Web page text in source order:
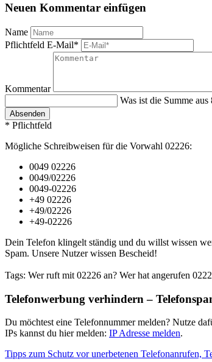
Neuen Kommentar einfügen
Name
Pflichtfeld E-Mail*
Kommentar
Was ist die Summe aus
Absenden
* Pflichtfeld
Mögliche Schreibweisen für die Vorwahl 02226:
0049 02226
0049/02226
0049-02226
+49 02226
+49/02226
+49-02226
Dein Telefon klingelt ständig und du willst wissen
Spam. Unsere Nutzer wissen Bescheid!
Tags: Wer ruft mit 02226 an? Wer hat angerufen
Telefonwerbung verhindern –
Du möchtest eine Telefonnummer melden? Nutze
IPs kannst du hier melden: IP Adresse melden.
Tipps zum Schutz vor unerbetenen Telefonanrufen,